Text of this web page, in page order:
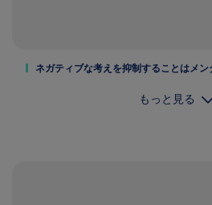
ネガティブな考えを抑制することはメ
もっと見る